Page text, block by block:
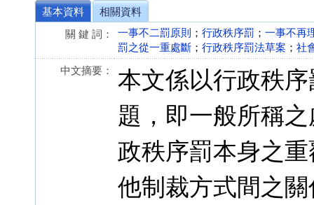
基本資料
相關資料
關 鍵 詞：
一事不二罰原則 ； 行政秩序罰 ； 一事不再
罰之從一重處斷 ； 行政秩序罰法草案 ； 社
中文摘要：
本文係以行政秩
題，即一般所稱
政秩序罰本身之
他制裁方式間之